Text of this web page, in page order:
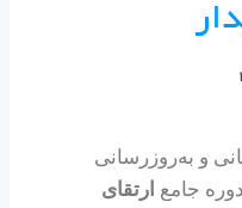
و به‌روزرسانی
جامع ارتقای